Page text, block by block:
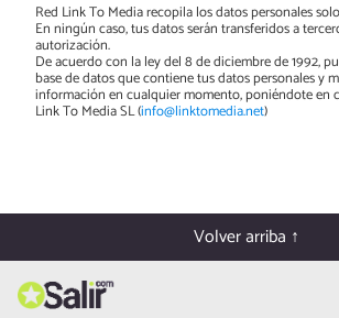
Red Link To Media recopila los datos personales
En ningún caso, tus datos serán transferidos a
autorización.
De acuerdo con la ley del 8 de diciembre de 1992,
base de datos que contiene tus datos personales y
información en cualquier momento, poniéndote en
Link To Media SL (info@linktomedia.net)
Volver arriba ↑